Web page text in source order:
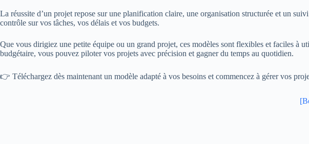
La réussite d’un projet repose sur une planification claire, une organisation structurée et un
contrôle sur vos tâches, vos délais et vos budgets.
Que vous dirigiez une petite équipe ou un grand projet, ces modèles sont flexibles et faciles à
budgétaire, vous pouvez piloter vos projets avec précision et gagner du temps au quotidien.
👉 Téléchargez dès maintenant un modèle adapté à vos besoins et commencez à gérer vos